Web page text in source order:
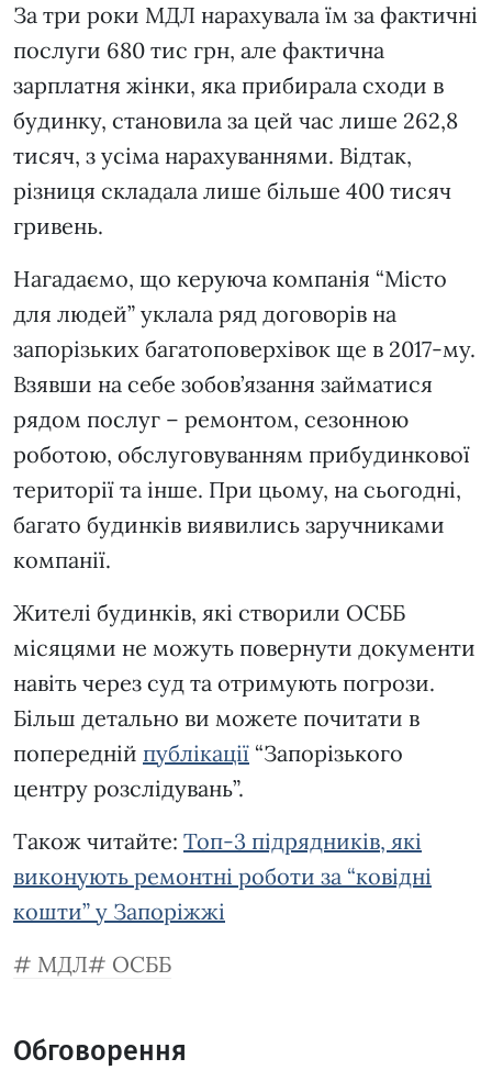
За три роки МДЛ нарахувала їм за фактичні
послуги 680 тис грн, але фактична
зарплатня жінки, яка прибирала сходи в
будинку, становила за цей час лише 262,8
тисяч, з усіма нарахуваннями. Відтак,
різниця складала лише більше 400 тисяч
гривень.
Нагадаємо, що керуюча компанія “Місто
для людей” уклала ряд договорів на
запорізьких багатоповерхівок ще в 2017-му.
Взявши на себе зобов’язання займатися
рядом послуг – ремонтом, сезонною
роботою, обслуговуванням прибудинкової
території та інше. При цьому, на сьогодні,
багато будинків виявились заручниками
компанії.
Жителі будинків, які створили ОСББ
місяцями не можуть повернути документи
навіть через суд та отримують погрози.
Більш детально ви можете почитати в
попередній публікації “Запорізького
центру розслідувань”.
Також читайте: Топ-3 підрядників, які
виконують ремонтні роботи за “ковідні
кошти” у Запоріжжі
МДЛ
ОСББ
Обговорення